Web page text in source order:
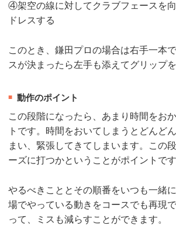
④架空の線に対してクラブフェースを
ドレスする
このとき、鎌田プロの場合は右手一本
スが決まったら左手も添えてグリップを
動作のポイント
この段階になったら、あまり時間をお
トです。時間をおいてしまうとどんど
まい、緊張してきてしまいます。この
ーズに打つかということがポイントです
やるべきこととその順番をいつも一緒
場でやっている動きをコースでも再現
って、ミスも減らすことができます。